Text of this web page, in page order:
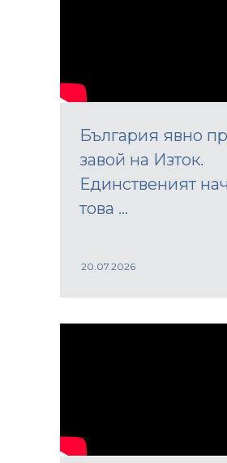
България явно
завой на Изток.
Единственият
това ...
20.07.2026